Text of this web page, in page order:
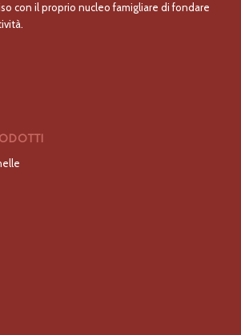
con il proprio nucleo famigliare di fondare